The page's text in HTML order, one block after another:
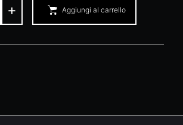
+ Aggiungi al carrello